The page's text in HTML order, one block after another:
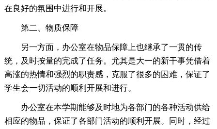
在良好的氛围中进行和开展。
第二、物质保障
另一方面，办公室在物品保障上也继承了一贯的传
统，及时按量的完成了任务。尤其是大一的新干事凭借着
高涨的热情和强烈的职责感，克服了很多的困难，保证了
学生会一切活动的顺利开展和进行。
办公室在本学期能够及时地为各部门的各种活动供给
相应的物品，保证了各部门活动的顺利开展。同时，经过